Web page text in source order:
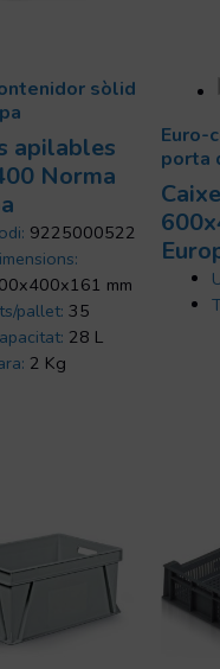
sòlid
apilables
Norma
9225000522
mm
pallet: 35
28 L
2 Kg
Euro-
porta